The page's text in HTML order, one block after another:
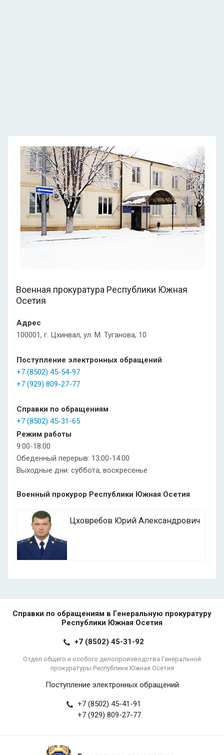
Военная прокуратура Республики Южная
Осетия
Адрес
100001, г. Цхинвал, ул. М. Туганова, 10
Поступление электронных обращений
+7 (8502) 45-54-97
+7 (929) 809-27-77
Справки по обращениям
+7 (8502) 45-31-65
Режим работы
9:00-18:00
Обеденный перерыв: 13:00-14:00
Выходные дни: суббота, воскресенье
Военный прокурор Республики Южная Осетия
Цховребов Юрий Александрович
Справки по обращениям в Генеральную прокуратуру
Республики Южная Осетия
+7 (8502) 45-31-92
Отдел общего и особого делопроизводства Генеральной
прокуратуры Республики Южная Осетия
Поступление электронных обращений
+7 (8502) 45-41-91
+7 (929) 809-27-77